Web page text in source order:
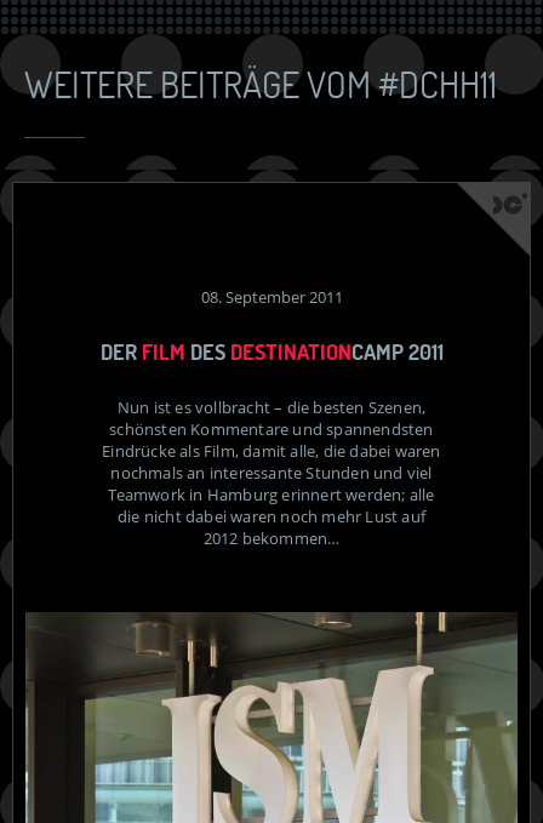
WEITERE BEITRÄGE VOM #DCHH11
08. September 2011
DERFILM DES DESTINATIONCAMP 2011
Nun ist es vollbracht – die besten Szenen,
schönsten Kommentare und spannendsten
Eindrücke als Film, damit alle, die dabei waren
nochmals an interessante Stunden und viel
Teamwork in Hamburg erinnert werden; alle
die nicht dabei waren noch mehr Lust auf
2012 bekommen…